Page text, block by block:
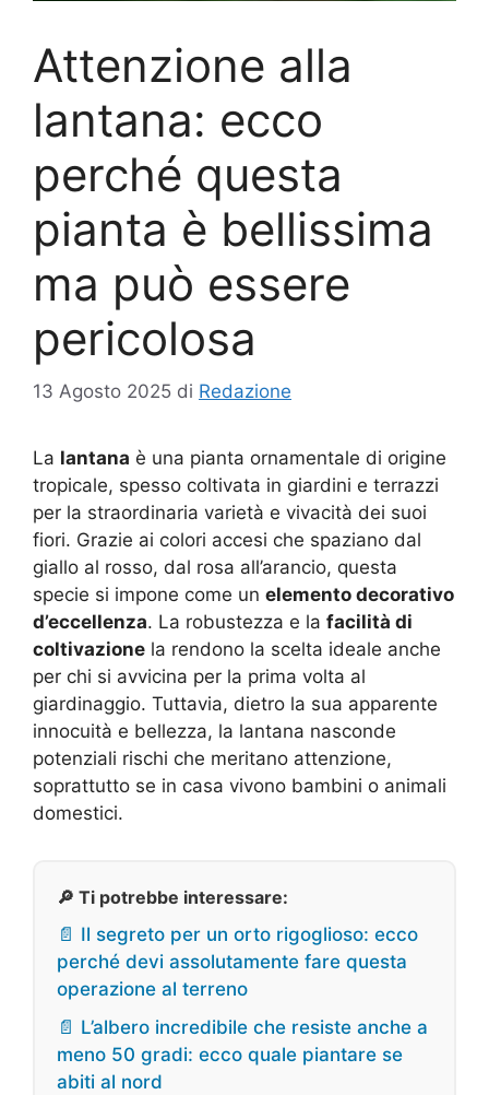
Attenzione alla
lantana: ecco
perché questa
pianta è bellissima
ma può essere
pericolosa
13 Agosto 2025 di Redazione
La lantana è una pianta ornamentale di origine
tropicale, spesso coltivata in giardini e terrazzi
per la straordinaria varietà e vivacità dei suoi
fiori. Grazie ai colori accesi che spaziano dal
giallo al rosso, dal rosa all’arancio, questa
specie si impone come un elemento decorativo
d’eccellenza. La robustezza e la facilità di
coltivazione la rendono la scelta ideale anche
per chi si avvicina per la prima volta al
giardinaggio. Tuttavia, dietro la sua apparente
innocuità e bellezza, la lantana nasconde
potenziali rischi che meritano attenzione,
soprattutto se in casa vivono bambini o animali
domestici.
🔎 Ti potrebbe interessare:
📄 Il segreto per un orto rigoglioso: ecco
perché devi assolutamente fare questa
operazione al terreno
📄 L’albero incredibile che resiste anche a
meno 50 gradi: ecco quale piantare se
abiti al nord